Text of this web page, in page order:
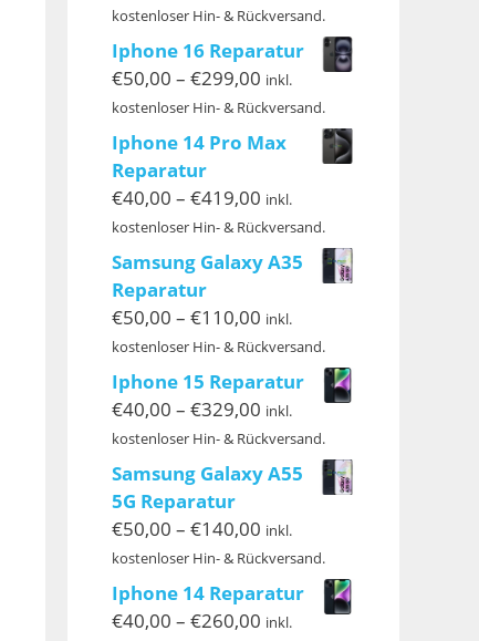
€40,00
bis
€129,00
kostenloser Hin- & Rückversand.
Iphone 16 Reparatur
€50,00 – €299,00 Preisspanne:
€50,00
bis
€299,00
inkl.
kostenloser Hin- & Rückversand.
Iphone 14 Pro Max
Reparatur
€40,00 – €419,00 Preisspanne:
€40,00
bis
€419,00
inkl.
kostenloser Hin- & Rückversand.
Samsung Galaxy A35
Reparatur
€50,00 – €110,00 Preisspanne:
€50,00
bis
€110,00
inkl.
kostenloser Hin- & Rückversand.
Iphone 15 Reparatur
€40,00 – €329,00 Preisspanne:
€40,00
bis
€329,00
inkl.
kostenloser Hin- & Rückversand.
Samsung Galaxy A55
5G Reparatur
€50,00 – €140,00 Preisspanne:
€50,00
bis
€140,00
inkl.
kostenloser Hin- & Rückversand.
Iphone 14 Reparatur
€40,00 – €260,00 Preisspanne:
inkl.